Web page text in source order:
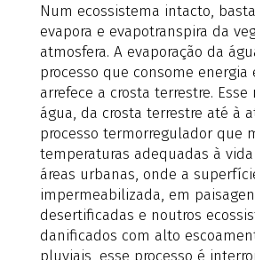
Num ecossistema intacto,
evapora e evapotranspira da
atmosfera. A evaporação da
processo que consome energia
arrefece a crosta terrestre.
água, da crosta terrestre até à
processo termorregulador que
temperaturas adequadas à vida
áreas urbanas, onde a
impermeabilizada, em
desertificadas e noutros
danificados com alto
pluviais, esse processo é